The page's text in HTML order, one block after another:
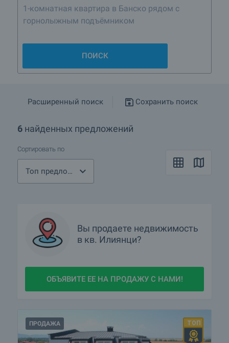
1-комнатная квартира в Банско рядом с
горнолыжным подъёмником
ПОИСК
Расширенный поиск Сохранить поиск
6 найденных предложений
Сортировать по
Топ предложения
Вы продаете недвижимость
в кв. Илиянци?
ОБЪЯВИТЕ ЕЕ НА ПРОДАЖУ С НАМИ!
ПРОДАЖА